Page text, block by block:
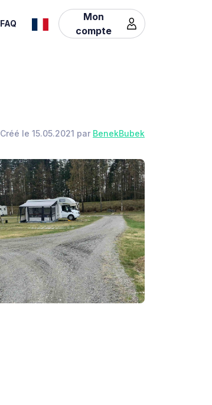
FAQ
Mon
compte
Créé le 15.05.2021 par BenekBubek